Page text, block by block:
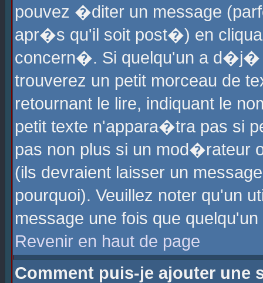
pouvez �diter un message
apr�s qu'il soit post�) en
concern�. Si quelqu'un a
trouverez un petit morceau de
retournant le lire, indiquant le
petit texte n'appara�tra pas si
pas non plus si un mod�rateur
(ils devraient laisser un
pourquoi). Veuillez noter qu'un
message une fois que
Revenir en haut de page
Comment puis-je ajouter une